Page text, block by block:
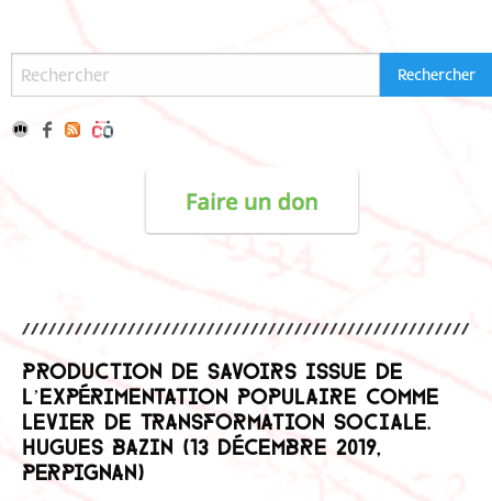
Production de savoirs issue de
l’expérimentation populaire comme
levier de transformation sociale.
Hugues Bazin (13 décembre 2019,
Perpignan)